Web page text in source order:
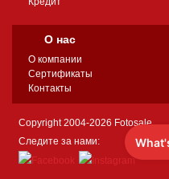
О нас
О компании
Сертификаты
Контакты
Copyright 2004-2026 Fotosale
Следите за нами: